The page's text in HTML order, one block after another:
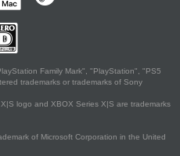
Family Mark", "PlayStation", "PS5
trademarks or trademarks of Sony
logo and XBOX Series X|S are trademarks
of Microsoft Corporation in the United